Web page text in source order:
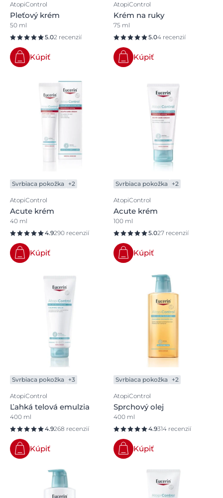
AtopiControl
Pleťový krém
50 ml
5.02 recenzií
Kúpiť
AtopiControl
Krém na ruky
75 ml
5.04 recenzií
Kúpiť
Svrbiaca pokožka +2
AtopiControl
Acute krém
40 ml
4.9290 recenzií
Kúpiť
Svrbiaca pokožka +2
AtopiControl
Acute krém
100 ml
5.027 recenzií
Kúpiť
Svrbiaca pokožka +3
AtopiControl
Ľahká telová emulzia
400 ml
4.9268 recenzií
Kúpiť
Svrbiaca pokožka +2
AtopiControl
Sprchový olej
400 ml
4.9314 recenzií
Kúpiť